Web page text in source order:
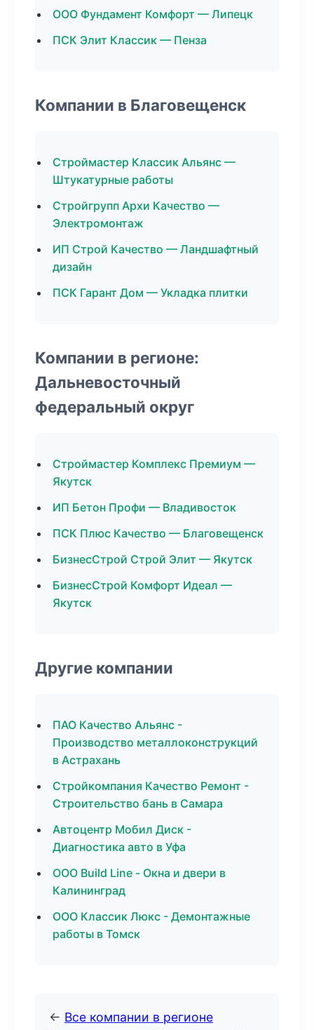
ООО Фундамент Комфорт — Липецк
ПСК Элит Классик — Пенза
Компании в Благовещенск
Строймастер Классик Альянс —
Штукатурные работы
Стройгрупп Архи Качество —
Электромонтаж
ИП Строй Качество — Ландшафтный
дизайн
ПСК Гарант Дом — Укладка плитки
Компании в регионе:
Дальневосточный
федеральный округ
Строймастер Комплекс Премиум —
Якутск
ИП Бетон Профи — Владивосток
ПСК Плюс Качество — Благовещенск
БизнесСтрой Строй Элит — Якутск
БизнесСтрой Комфорт Идеал —
Якутск
Другие компании
ПАО Качество Альянс -
Производство металлоконструкций
в Астрахань
Стройкомпания Качество Ремонт -
Строительство бань в Самара
Автоцентр Мобил Диск -
Диагностика авто в Уфа
ООО Build Line - Окна и двери в
Калининград
ООО Классик Люкс - Демонтажные
работы в Томск
← Все компании в регионе